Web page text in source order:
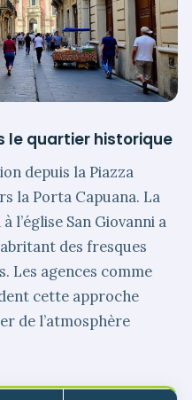
le quartier historique
depuis la Piazza
la Porta Capuana. La
l’église San Giovanni a
des fresques
Les agences comme
cette approche
de l’atmosphère